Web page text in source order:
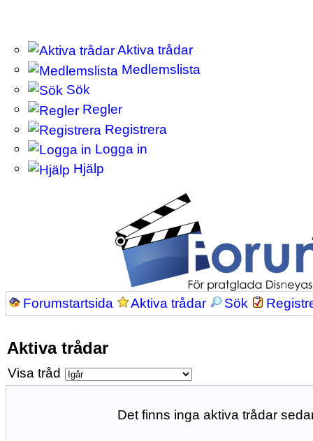
Aktiva trådar
Medlemslista
Sök
Regler
Registrera
Logga in
Hjälp
Forumstartsida Aktiva trådar Sök
Aktiva trådar
Visa tråd
Det finns inga aktiva trådar